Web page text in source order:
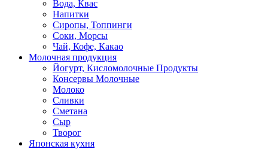
Вода, Квас
Напитки
Сиропы, Топпинги
Соки, Морсы
Чай, Кофе, Какао
Молочная продукция
Йогурт, Кисломолочные Продукты
Консервы Молочные
Молоко
Сливки
Сметана
Сыр
Творог
Японская кухня